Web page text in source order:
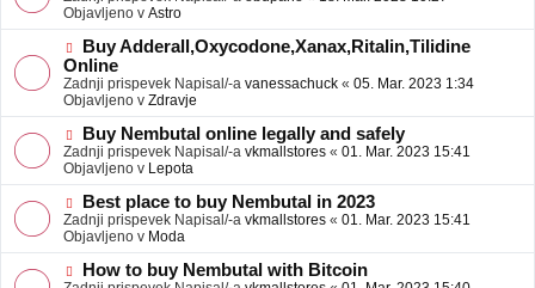
j
a
v
e
v
e
o
b
j
a
v
e
Objavljeno v Astro
N
o
v
e
o
b
j
a
v
e
Buy Adderall,Oxycodone,Xanax,Ritalin,Tilidine
Online
Zadnji prispevek Napisal/-a vanessachuck « 05. Mar. 2023 1:34
Objavljeno v Zdravje
N
o
v
e
o
b
j
a
v
e
Buy Nembutal online legally and safely
Zadnji prispevek Napisal/-a vkmallstores « 01. Mar. 2023 15:41
Objavljeno v Lepota
N
o
v
e
o
b
Best place to buy Nembutal in 2023
Zadnji prispevek Napisal/-a vkmallstores « 01. Mar. 2023 15:41
Objavljeno v Moda
NHow to buy Nembutal with Bitcoin